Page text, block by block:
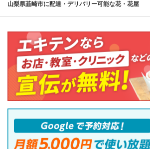
山梨県韮崎市に配達・デリバリー可能な花・花屋